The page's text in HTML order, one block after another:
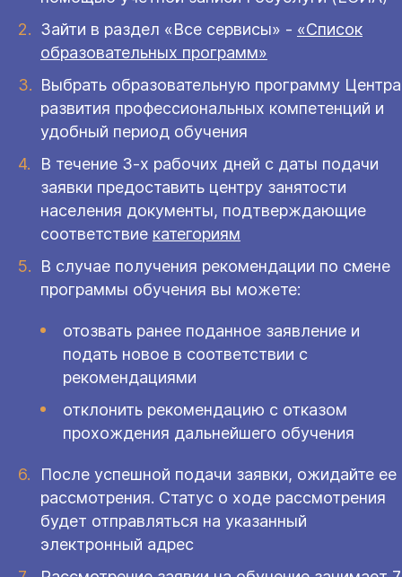
Зайти в раздел «Все сервисы» - «Список
образовательных программ»
Выбрать образовательную программу Центра
развития профессиональных компетенций и
удобный период обучения
В течение 3-х рабочих дней с даты подачи
заявки предоставить центру занятости
населения документы, подтверждающие
соответствие категориям
В случае получения рекомендации по смене
программы обучения вы можете:
отозвать ранее поданное заявление и
подать новое в соответствии с
рекомендациями
отклонить рекомендацию с отказом
прохождения дальнейшего обучения
После успешной подачи заявки, ожидайте ее
рассмотрения. Статус о ходе рассмотрения
будет отправляться на указанный
электронный адрес